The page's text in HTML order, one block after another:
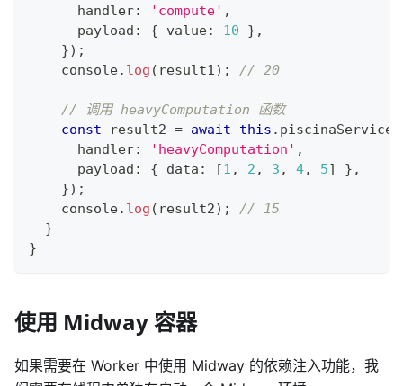
      handler
: 'compute' ,
      payload
: { value: 10 } ,
}) ;
console. log ( result1 ) ; // 20
// 调用 heavyComputation 函数
const result2 = await this . piscinaService
      handler
: 'heavyComputation' ,
      payload
: { data : [1 , 2 , 3 , 4, 5] } ,
}) ;
console. log ( result2) ;
// 15
}
}
使用 Midway 容器
如果需要在 Worker 中使用 Midway 的依赖注入功能，我